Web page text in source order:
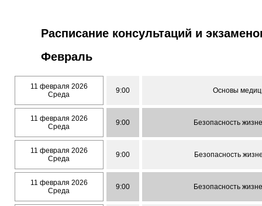
Расписание консультаций и
Февраль
11 февраля 2026
Среда
9:00 Основы
11 февраля 2026
Среда
9:00 Безопасность
11 февраля 2026
Среда
9:00 Безопасность
11 февраля 2026
Среда
9:00 Безопасность